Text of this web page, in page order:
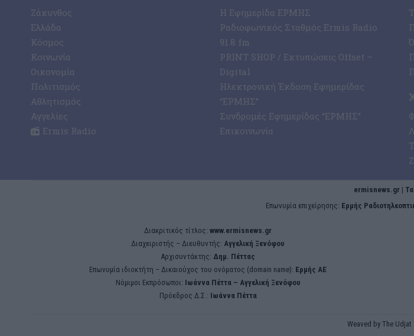
Ζάκυνθος
Ελλάδα
Κόσμος
Κοινωνία
Οικονομία
Πολιτισμός
Αθλητισμός
Αγγελίες
Ermis Radio
Η Εφημερίδα ΕΡΜΗΣ
Ραδιοφωνικός Σταθμός Ermis Radio
91.8 fm
PRINT SHOP / Εκτυπώσεις Offset –
Digital
Ηλεκτρονική Έκδοση Εφημερίδας
“ΕΡΜΗΣ”
Συνδρομές Εφημερίδας “ΕΡΜΗΣ”
Επικοινωνία
ermisnews.gr |
Eπωνυμία επιχείρησης: Ερμής
Διακριτικός τίτλος: www.ermisnews.gr
Διαχειριστής – Διευθυντής: Αγγελική Ξενόφου
Αρχισυντάκτης: Δημ. Πέττας
Επωνυμία ιδιοκτήτη – Δικαιούχος του ονόματος (domain name): Ερμής ΑΕ
Νόμιμοι Εκπρόσωποι: Iωάννα Πέττα – Αγγελική Ξενόφου
Πρόεδρος Δ.Σ.: Iωάννα Πέττα
Weaved by The Udjat